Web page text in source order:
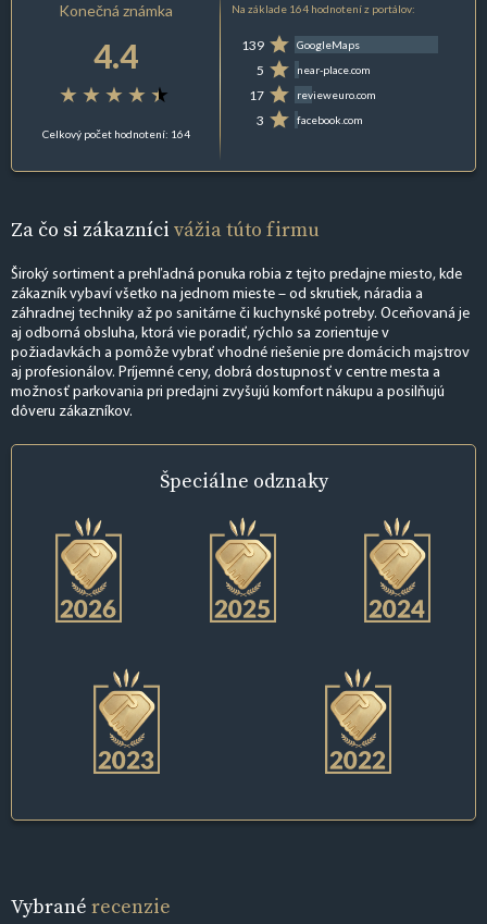
Konečná známka
4.4
Celkový počet hodnotení: 164
Na základe 164 hodnotení z portálov:
139 GoogleMaps
5 near-place.com
17 revieweuro.com
3 facebook.com
Za čo si zákazníci vážia túto firmu
Široký sortiment a prehľadná ponuka robia z tejto predajne miesto, kde
zákazník vybaví všetko na jednom mieste – od skrutiek, náradia a
záhradnej techniky až po sanitárne či kuchynské potreby. Oceňovaná je
aj odborná obsluha, ktorá vie poradiť, rýchlo sa zorientuje v
požiadavkách a pomôže vybrať vhodné riešenie pre domácich majstrov
aj profesionálov. Príjemné ceny, dobrá dostupnosť v centre mesta a
možnosť parkovania pri predajni zvyšujú komfort nákupu a posilňujú
dôveru zákazníkov.
Špeciálne odznaky
Vybrané recenzie